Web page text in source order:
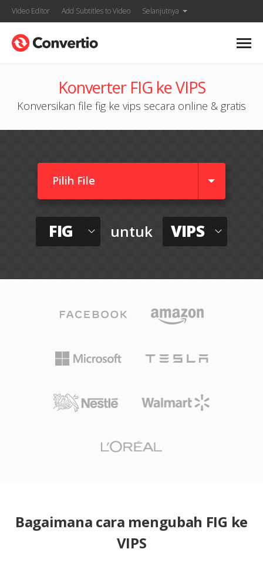
Video Editor Add Subtitles to Video Selanjutnya
Konverter FIG ke VIPS
Konversikan file fig ke vips secara online & gratis
Pilih File
FIG untuk VIPS
Bagaimana cara mengubah FIG ke
VIPS